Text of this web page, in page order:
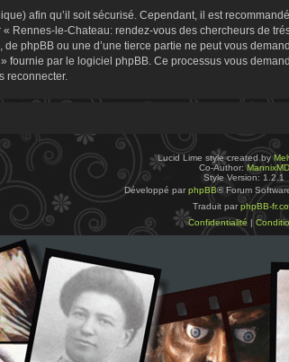
afin qu’il soit sécurisé. Cependant, il est
« Rennes-le-Chateau: rendez-vous des chercheurs de
phpBB ou une d’une tierce partie ne peut vous
fournie par le logiciel phpBB. Ce processus vous
reconnecter.
Lucid Lime style created by
Co-Author: MannixMD
Style Version: 1.2.1
Développé par phpBB® Forum
Traduit par phpBB-
Confidentialité |